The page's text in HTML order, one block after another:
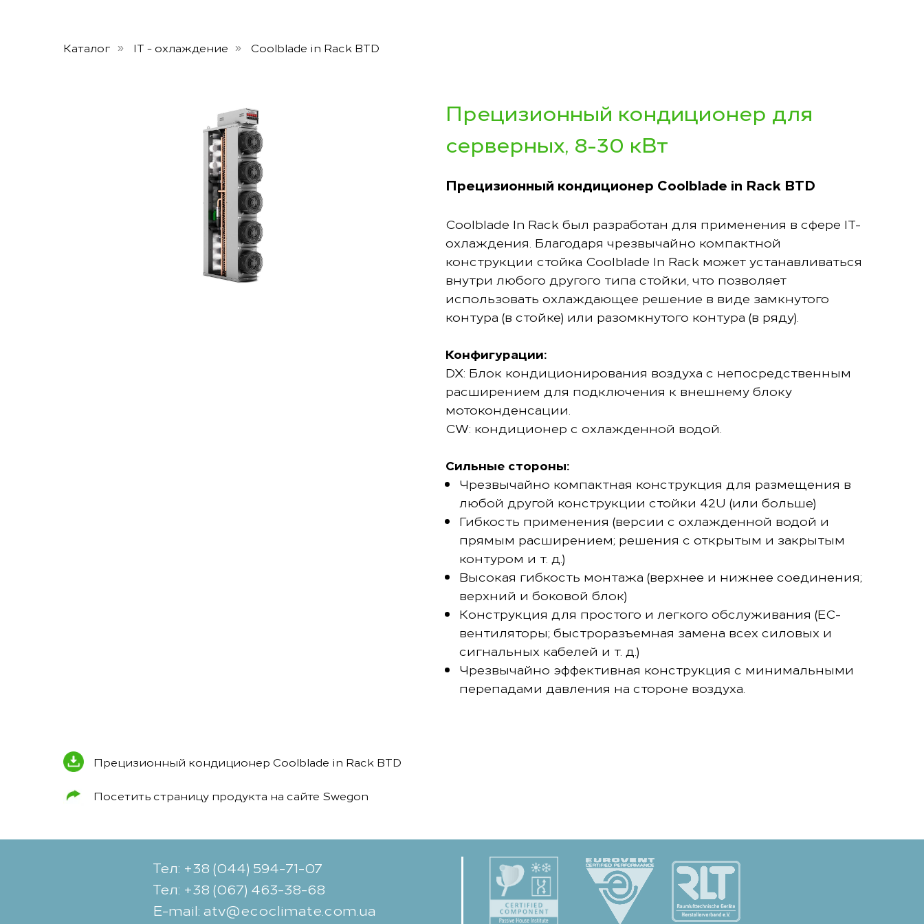
Каталог » IT - охлаждение » Coolblade in Rack BTD
Прецизионный кондиционер для
серверных, 8-30 кВт
Прецизионный кондиционер Coolblade in Rack BTD
Coolblade In Rack был разработан для применения в сфере IT-
охлаждения. Благодаря чрезвычайно компактной
конструкции стойка Coolblade In Rack может устанавливаться
внутри любого другого типа стойки, что позволяет
использовать охлаждающее решение в виде замкнутого
контура (в стойке) или разомкнутого контура (в ряду).
Конфигурации:
DX: Блок кондиционирования воздуха с непосредственным
расширением для подключения к внешнему блоку
мотоконденсации.
CW: кондиционер с охлажденной водой.
Сильные стороны:
Чрезвычайно компактная конструкция для размещения в
любой другой конструкции стойки 42U (или больше)
Гибкость применения (версии с охлажденной водой и
прямым расширением; решения с открытым и закрытым
контуром и т. д.)
Высокая гибкость монтажа (верхнее и нижнее соединения;
верхний и боковой блок)
Конструкция для простого и легкого обслуживания (EC-
вентиляторы; быстроразъемная замена всех силовых и
сигнальных кабелей и т. д.)
Чрезвычайно эффективная конструкция с минимальными
перепадами давления на стороне воздуха.
Прецизионный кондиционер Coolblade in Rack BTD
Посетить страницу продукта на сайте Swegon
Тел: +38 (044) 594-71-07
Тел: +38 (067) 463-38-68
Е-mail: atv@ecoclimate.com.ua